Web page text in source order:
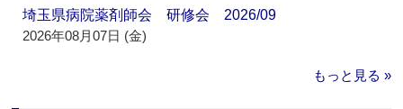
埼玉県病院薬剤師会 研修会 2026/09
2026年08月07日 (金)
もっと見る »